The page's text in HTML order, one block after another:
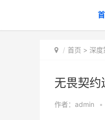
首页 > 深度
无畏契约
作者： admin •